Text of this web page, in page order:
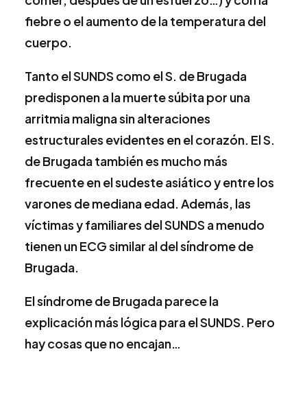
fiebre o el aumento de la temperatura del
cuerpo.
Tanto el SUNDS como el S. de Brugada
predisponen a la muerte súbita por una
arritmia maligna sin alteraciones
estructurales evidentes en el corazón. El S.
de Brugada también es mucho más
frecuente en el sudeste asiático y entre los
varones de mediana edad. Además, las
víctimas y familiares del SUNDS a menudo
tienen un ECG similar al del síndrome de
Brugada.
El síndrome de Brugada parece la
explicación más lógica para el SUNDS. Pero
hay cosas que no encajan…